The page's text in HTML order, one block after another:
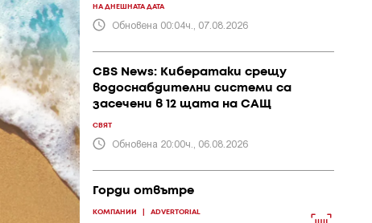
НА ДНЕШНАТА ДАТА
Обновена 00:04ч., 07.08.2026
CBS News: Кибератаки срещу
водоснабдителни системи са
засечени в 12 щата на САЩ
СВЯТ
Обновена 20:00ч., 06.08.2026
Горди отвътре
КОМПАНИИ ADVERTORIAL